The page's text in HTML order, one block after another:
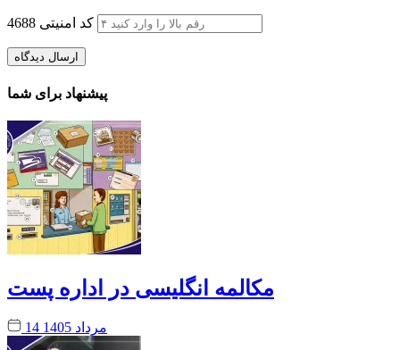
کد امنیتی 4688
پیشنهاد برای شما
مکالمه انگلیسی در اداره پست
14 مرداد 1405